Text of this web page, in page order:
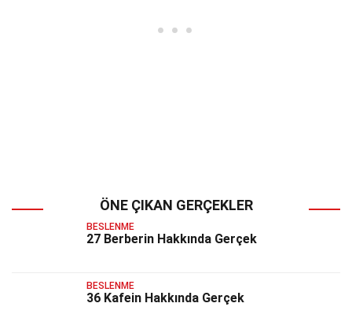
ÖNE ÇIKAN GERÇEKLER
BESLENME
27 Berberin Hakkında Gerçek
BESLENME
36 Kafein Hakkında Gerçek